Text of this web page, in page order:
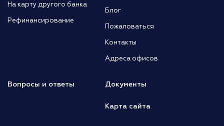
На карту другого банка
Рефинансирование
Блог
Пожаловаться
Контакты
Адреса офисов
Вопросы и ответы Документы
Карта сайта